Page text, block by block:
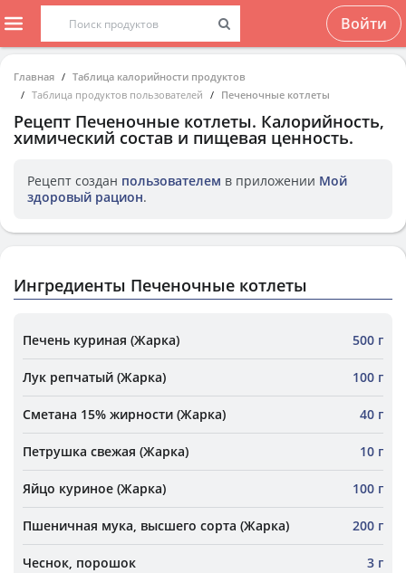
Войти
Главная
Таблица калорийности продуктов
Таблица продуктов пользователей
Печеночные котлеты
Рецепт Печеночные котлеты. Калорийность,
химический состав и пищевая ценность.
Рецепт создан пользователем в приложении Мой
здоровый рацион.
Ингредиенты Печеночные котлеты
Печень куриная (Жарка) 500 г
Лук репчатый (Жарка) 100 г
Сметана 15% жирности (Жарка) 40 г
Петрушка свежая (Жарка) 10 г
Яйцо куриное (Жарка) 100 г
Пшеничная мука, высшего сорта (Жарка) 200 г
Чеснок, порошок 3 г